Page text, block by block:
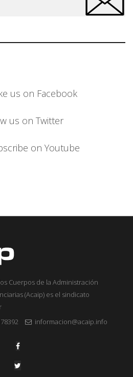
us on Facebook
us on Twitter
on Youtube
Cuerpos de la Administración
(Acaip) es el sindicato
informacion@acaip.info